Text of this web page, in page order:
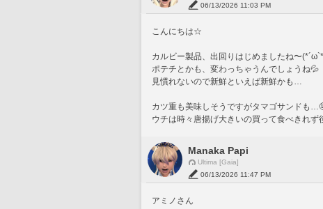
06/13/2026 11:03 PM
こんにちは☆
カルビー製品、出回りはじめましたね〜
ポテチとかも、変わっちゃうんでしょうね💦
見慣れないので新鮮といえば新鮮かも…
カツ重も美味しそうですがタマゴサンドも
ウチは時々唐揚げ大きいの買って食べきれ
Manaka Papi
Ultima [Gaia]
06/13/2026 11:47 PM
アミノさん